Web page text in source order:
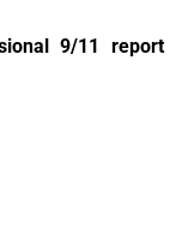
9/11 report